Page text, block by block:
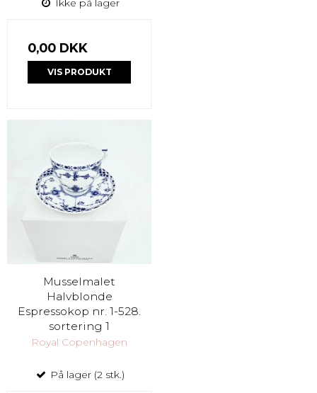
Ikke på lager
0,00 DKK
VIS PRODUKT
Musselmalet
Halvblonde
Espressokop nr. 1-528.
sortering 1
Royal Copenhagen
På lager (2 stk.)